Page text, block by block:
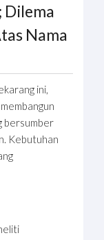
Dilema
Nama
ini,
bersumber
Kebutuhan